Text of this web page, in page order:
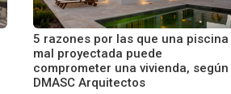
5 razones por las que una piscina
mal proyectada puede
comprometer una vivienda, según
DMASC Arquitectos